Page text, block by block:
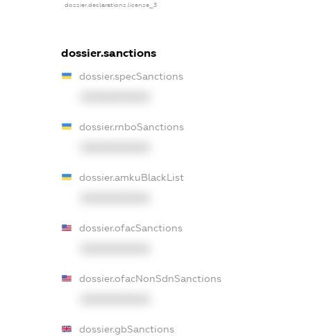
dossier.declarations.license_3
dossier.sanctions
dossier.specSanctions
dossier.rnboSanctions
dossier.amkuBlackList
dossier.ofacSanctions
dossier.ofacNonSdnSanctions
dossier.gbSanctions